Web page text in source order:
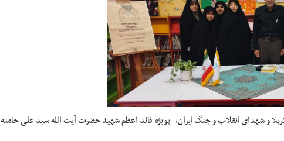
و شهدای انقلاب و جنگ ایران، بویژه قائد اعظم شهید حضرت آیت الله سید علی خامنه